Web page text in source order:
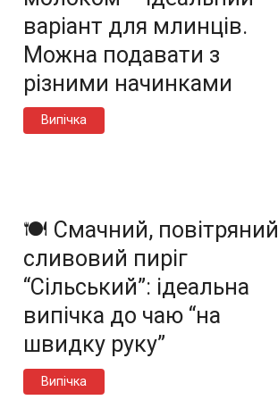
варіант для млинців.
Можна подавати з
різними начинками
Випічка
🍽️ Смачний, повітряний
сливовий пиріг
“Сільський”: ідеальна
випічка до чаю “на
швидку руку”
Випічка